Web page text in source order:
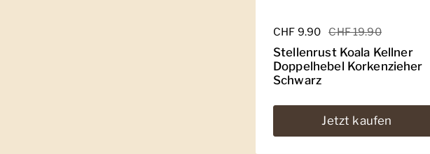
Regulärer Preis
CHF 9.90 Sale-Preis
CHF 19.90
Stellenrust Koala Kellner
Doppelhebel Korkenzieher
Schwarz
Jetzt kaufen